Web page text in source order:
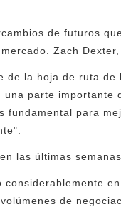
de futuros
Zach
de la hoja de ruta
parte
fundamental para
las últimas semanas
de